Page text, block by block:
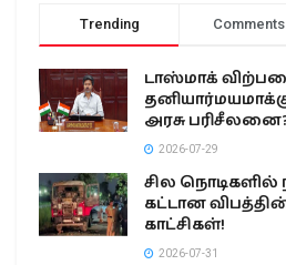
Trending Comments
டாஸ்மாக்
அரசு
2026-07-29
சில
கட்டான விபத்தின்
காட்சிகள்!
2026-07-31